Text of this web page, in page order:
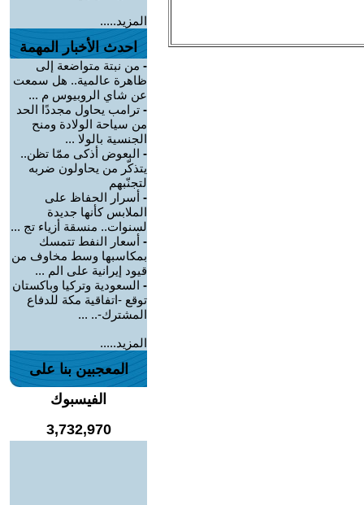
المزيد.....
احدث الأخبار المهمة
- من نبتة متواضعة إلى
ظاهرة عالمية.. هل سمعت
عن شاي الروبيوس م ...
- ترامب يحاول مجددًا الحد
من سياحة الولادة ومنح
الجنسية بالولا ...
- البعوض أذكى ممّا تظن..
يتذكّر من يحاولون ضربه
لتجنّبهم
- أسرار الحفاظ على
الملابس كأنها جديدة
لسنوات.. منسقة أزياء تج ...
- أسعار النفط تتمسك
بمكاسبها وسط مخاوف من
قيود إيرانية على الم ...
- السعودية وتركيا وباكستان
توقع -اتفاقية مكة للدفاع
المشترك-.. ...
المزيد.....
المعجبين بنا على
الفيسبوك
3,732,970